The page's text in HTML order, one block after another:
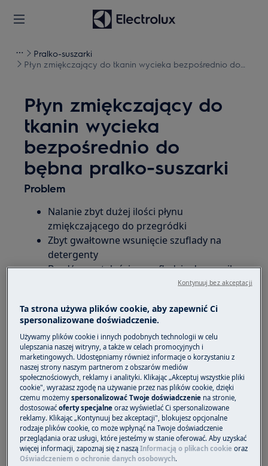
Pralko-suszarki
Płyn zmiękczający do tkanin wycieka bezpośrednio do
Płyn zmiękczający do
tkanin wycieka
bezpośrednio do
bębna pralko-suszarki
Problem
Nalanie zbyt dużej ilości płynu
zmiękczającego do przegródki
Zbyt gwałtowne wsunięcie szuflady na
detergenty
Brud/pozostałości w szufladzie dozownika
Postępuj zgodnie ze wskazówkami
zawartymi w instrukcji obsługi, aby
uniknąć przepełniania przegródki.
Delikatnie zamknij szufladę na detergenty
przed uruchomieniem cyklu prania.
Oczyść szufladę na detergenty zgodnie ze
wskazówkami zawartymi w instrukcji
obsługi.
Płyn zmiękczający do tkanin jest zasysany z
szuflady na detergenty do bębna. Służące do
Ta strona używa plików cookie, aby zapewnić Ci
spersonalizowane doświadczenie.
Używamy plików cookie i innych podobnych technologii w celu
ulepszania naszej witryny, a także w celach promocyjnych i
marketingowych. Udostępniamy również informacje o korzystaniu z
naszej strony naszym partnerom z obszarów mediów
społecznościowych, reklamy i analityki. Klikając „Akceptuj wszystkie pliki
cookie", wyrażasz zgodę na używanie przez nas plików cookie, dzięki
czemu możemyspersonalizować Twoje doświadczenie na stronie,
dostosowaćoferty specjalne oraz wyświetlać Ci spersonalizowane
reklamy. Klikając „Kontynuuj bez akceptacji", blokujesz opcjonalne
rodzaje plików cookie, co może wpłynąć na Twoje doświadczenie
przeglądania oraz usługi, które jesteśmy w stanie oferować. Aby uzyskać
więcej informacji, zapoznaj się z nasząInformacją o plikach cookie oraz
Oświadczeniem o ochronie danych osobowych.
Kontynuuj bez akceptacji